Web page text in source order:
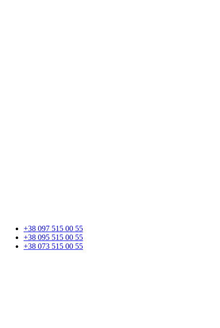
+38 097 515 00 55
+38 095 515 00 55
+38 073 515 00 55